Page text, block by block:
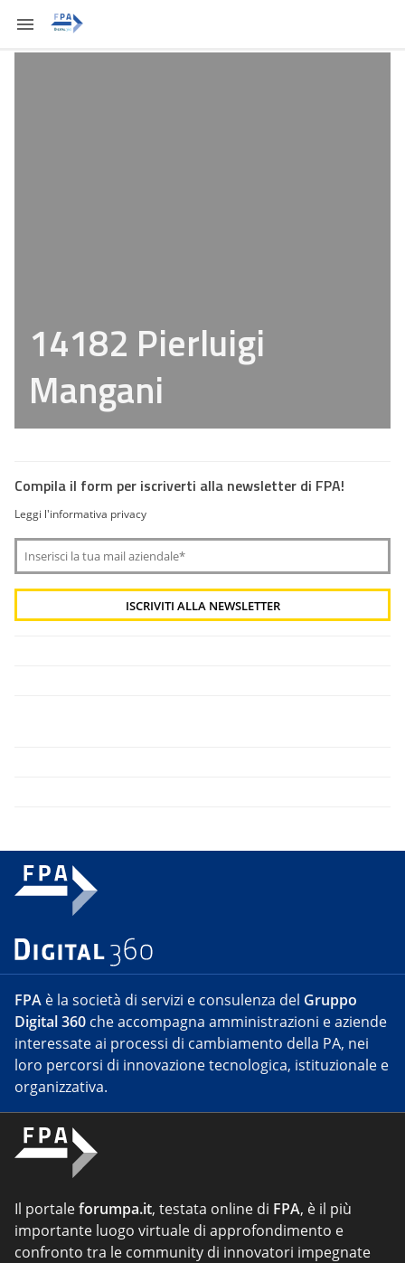
14182 Pierluigi
Mangani
Compila il form per iscriverti alla newsletter di FPA!
Leggi l'informativa privacy
FPA è la società di servizi e consulenza del Gruppo
Digital 360 che accompagna amministrazioni e aziende
interessate ai processi di cambiamento della PA, nei
loro percorsi di innovazione tecnologica, istituzionale e
organizzativa.
Il portaleforumpa.it, testata online di FPA, è il più
importante luogo virtuale di approfondimento e
confronto tra le community di innovatori impegnate